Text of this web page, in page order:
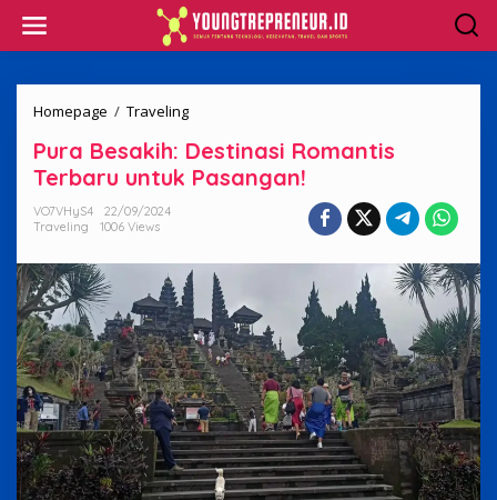
content
Homepage / TravelingPura
Destinasi
Romantis
Terbaru
Pura Besakih: Destinasi Romantis
Terbaru untuk Pasangan!
VO7VHyS4
22/09/2024
Traveling
1006 Views